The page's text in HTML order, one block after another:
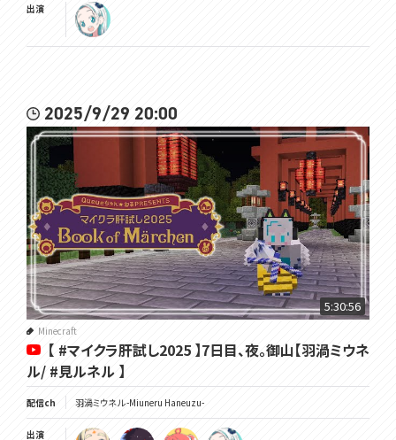
出演
2025/9/29 20:00
5:30:56
Minecraft
【 #マイクラ肝試し2025 】7日目、夜。御山【羽渦ミウネ
ル/ #見ルネル 】
配信ch 羽渦ミウネル -Miuneru Haneuzu-
出演